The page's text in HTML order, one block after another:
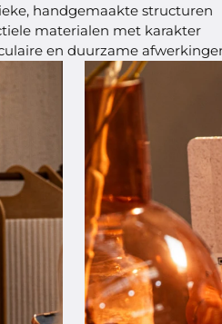
handgemaakte structuren
materialen met karakter
en duurzame